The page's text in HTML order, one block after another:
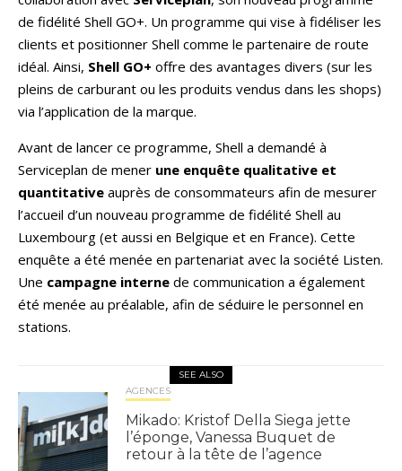
de fidélité Shell GO+. Un programme qui vise à fidéliser les
clients et positionner Shell comme le partenaire de route
idéal. Ainsi, Shell GO+ offre des avantages divers (sur les
pleins de carburant ou les produits vendus dans les shops)
via l’application de la marque.
Avant de lancer ce programme, Shell a demandé à
Serviceplan de mener une enquête qualitative et
quantitative auprès de consommateurs afin de mesurer
l’accueil d’un nouveau programme de fidélité Shell au
Luxembourg (et aussi en Belgique et en France). Cette
enquête a été menée en partenariat avec la société Listen.
Une campagne interne de communication a également
été menée au préalable, afin de séduire le personnel en
stations.
SEE ALSO
AGENCES
Mikado: Kristof Della Siega jette
l’éponge, Vanessa Buquet de
retour à la tête de l’agence